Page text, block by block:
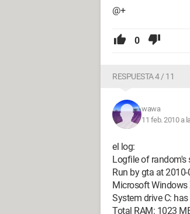
@+
0
RESPUESTA 4 / 11
wawa
11 feb. 2010 a
el log:
Logfile of
Run by gta at
Microsoft Windows
System drive C:
Total RAM: 1023